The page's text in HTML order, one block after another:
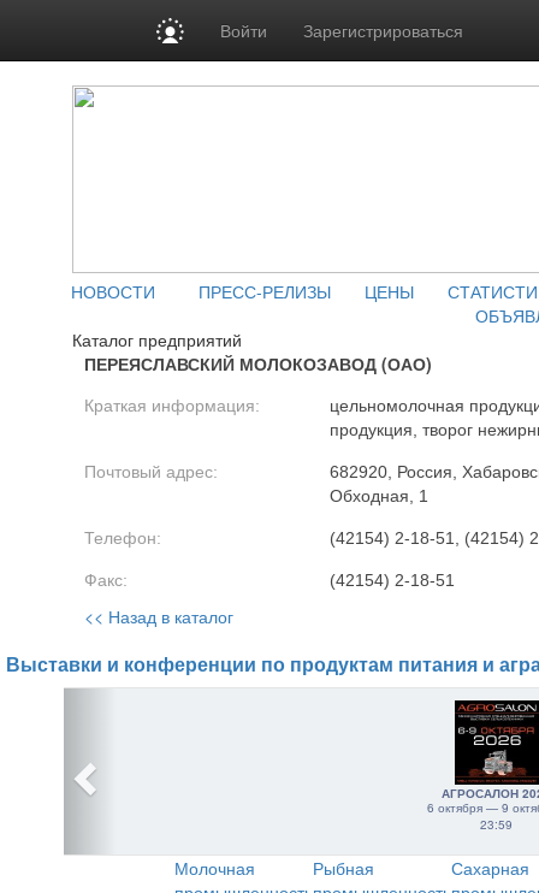
Войти Зарегистрироваться
НОВОСТИ ПРЕСС-РЕЛИЗЫ ЦЕНЫ
Каталог предприятий
ПЕРЕЯСЛАВСКИЙ МОЛОКОЗАВОД (ОАО)
Краткая информация:
цельномолочная
продукция, творог
Почтовый адрес:
682920, Россия,
Обходная, 1
Телефон: (42154) 2-18-51, (42154)
Факс: (42154) 2-18-51
<< Назад в каталог
Выставки и конференции по продуктам питания и
АГРОСАЛОН
6 октября — 9
23:59
Молочная
Рыбная
Сахарная